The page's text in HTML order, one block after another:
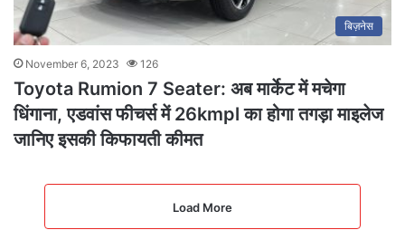
बिज़नेस
November 6, 2023 126
Toyota Rumion 7 Seater: अब मार्केट में मचेगा
धिंगाना, एडवांस फीचर्स में 26kmpl का होगा तगड़ा माइलेज
जानिए इसकी किफायती कीमत
Load More